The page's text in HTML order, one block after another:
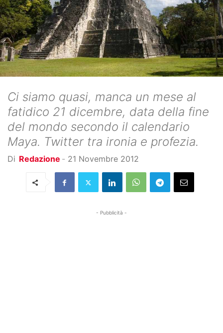
Ci siamo quasi, manca un mese al
fatidico 21 dicembre, data della fine
del mondo secondo il calendario
Maya. Twitter tra ironia e profezia.
Di Redazione - 21 Novembre 2012
- Pubblicità -